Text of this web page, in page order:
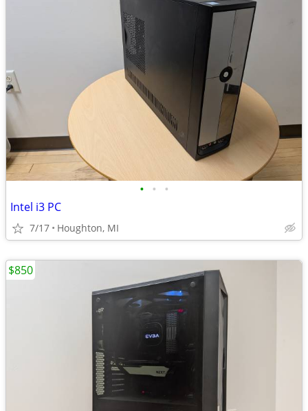
• • •
Intel i3 PC
7/17 Houghton, MI
$850